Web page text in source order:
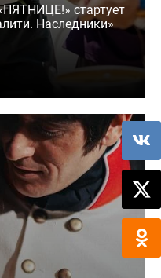
стартует
Наследники»